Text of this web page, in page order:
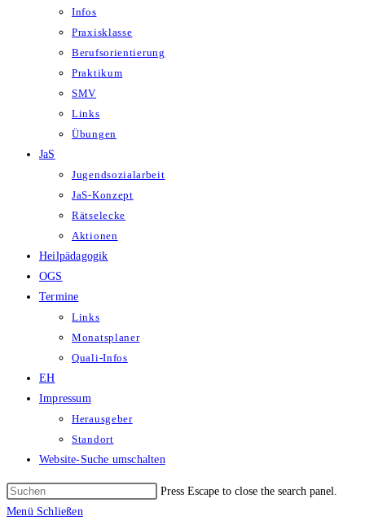
Infos
Praxisklasse
Berufsorientierung
Praktikum
SMV
Links
Übungen
JaS
Jugendsozialarbeit
JaS-Konzept
Rätselecke
Aktionen
Heilpädagogik
OGS
Termine
Links
Monatsplaner
Quali-Infos
EH
Impressum
Herausgeber
Standort
Website-Suche umschalten
Press Escape to close the search panel.
Menü Schließen